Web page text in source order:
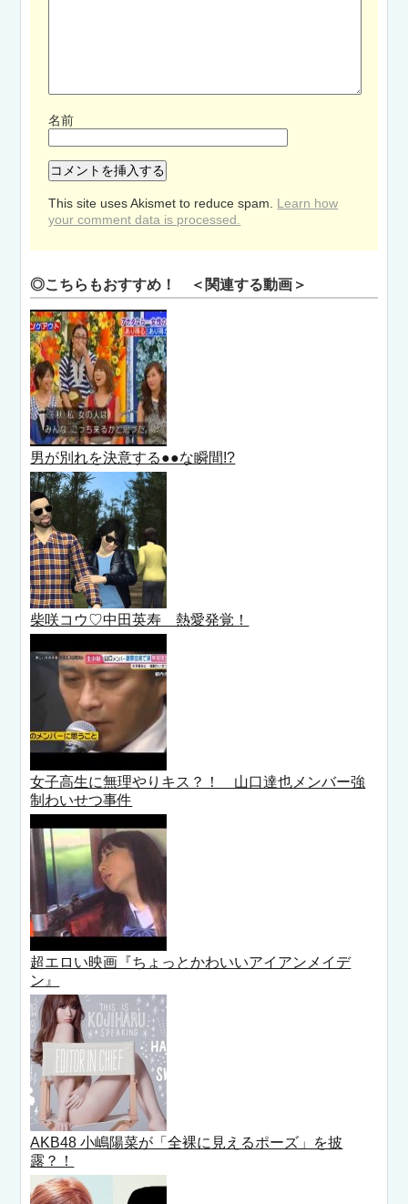
名前
This site uses Akismet to reduce spam. Learn how
your comment data is processed.
◎こちらもおすすめ！ ＜関連する動画＞
男が別れを決意する●●な瞬間!?
柴咲コウ♡中田英寿 熱愛発覚！
女子高生に無理やりキス？！ 山口達也メンバー強
制わいせつ事件
超エロい映画『ちょっとかわいいアイアンメイデ
ン』
AKB48 小嶋陽菜が「全裸に見えるポーズ」を披
露？！